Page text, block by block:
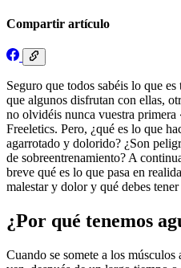
Compartir artículo
Seguro que todos sabéis lo que
que algunos disfrutan con ellas,
no olvidéis nunca vuestra primera
Freeletics. Pero, ¿qué es lo que
agarrotado y dolorido? ¿Son
de sobreentrenamiento? A
breve qué es lo que pasa en
malestar y dolor y qué debes tener
¿Por qué tenemos
Cuando se somete a los